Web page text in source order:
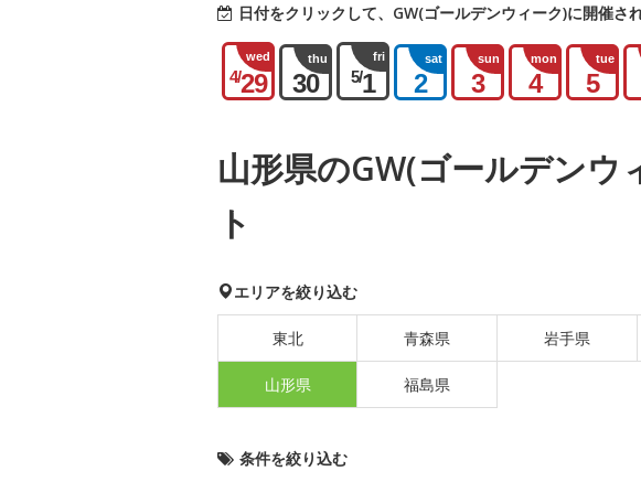
日付をクリックして、GW(ゴールデンウィーク)に開催さ
wed
4/29
thu
30
fri
5/1
sat
2
sun
3
mon
4
tue
5
山形県のGW(ゴールデンウ
ト
エリアを絞り込む
東北 青森県 岩手県
山形県 福島県
条件を絞り込む